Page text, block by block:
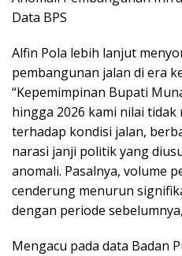
Data BPS
Alfin Pola lebih lanjut
pembangunan jalan di era
“Kepemimpinan Bupati
hingga 2026 kami nilai
terhadap kondisi jalan,
narasi janji politik yang
anomali. Pasalnya, volume
cenderung menurun
dengan periode
Mengacu pada data Badan